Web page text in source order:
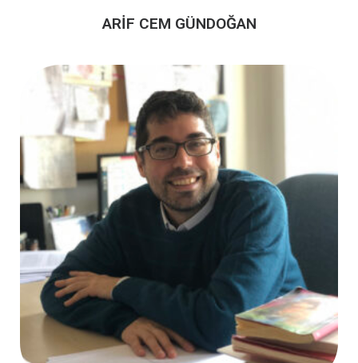
ARİF CEM GÜNDOĞAN